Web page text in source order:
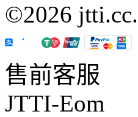
©2026
售前客服
JTTI-Eom